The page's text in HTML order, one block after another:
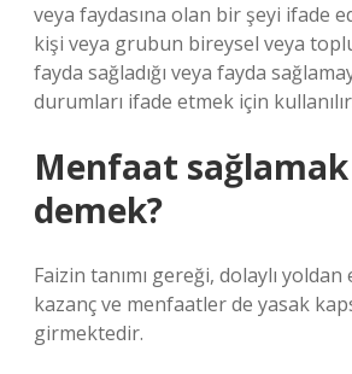
veya faydasına olan bir şeyi ifade
kişi veya grubun bireysel veya
fayda sağladığı veya fayda
durumları ifade etmek için
Menfaat
demek?
Faizin tanımı gereği, dolaylı yoldan
kazanç ve menfaatler de yasak
girmektedir.